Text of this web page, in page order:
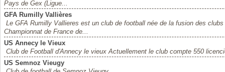
Pays de Gex (Ligue...
GFA Rumilly Vallières
Le GFA Rumilly Vallieres est un club de football née de la fusion des
Championnat de France de...
US Annecy le Vieux
Club de Football d'Annecy le vieux Actuellement le club compte 550
US Semnoz Vieugy